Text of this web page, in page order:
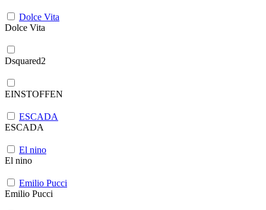
Dolce Vita
Dolce Vita
Dsquared2
EINSTOFFEN
ESCADA
ESCADA
El nino
El nino
Emilio Pucci
Emilio Pucci